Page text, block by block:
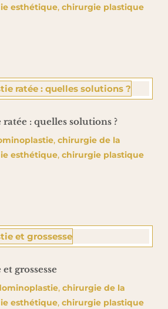
esthétique, chirurgie plastique
: quelles solutions ?
, chirurgie de la
esthétique, chirurgie plastique
grossesse
, chirurgie de la
esthétique, chirurgie plastique